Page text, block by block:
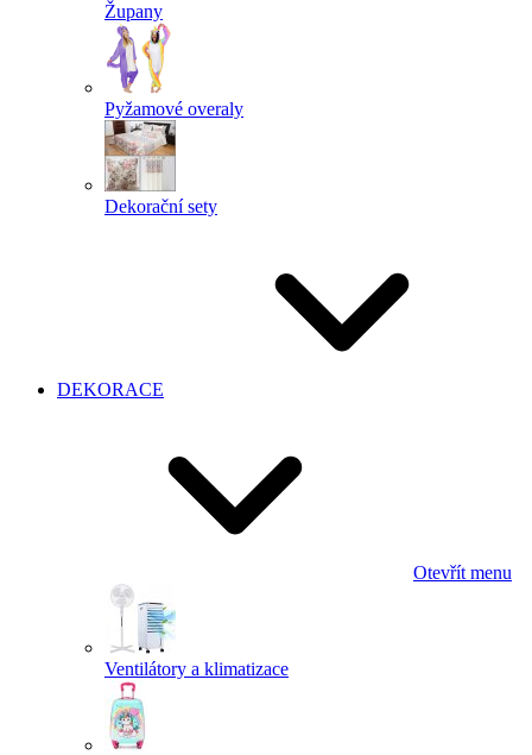
Župany
Pyžamové overaly
Dekorační sety
DEKORACE
Otevřít menu
Ventilátory a klimatizace